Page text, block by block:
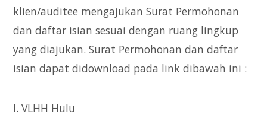
klien/auditee mengajukan Surat Permohonan
dan daftar isian sesuai dengan ruang lingkup
yang diajukan. Surat Permohonan dan daftar
isian dapat didownload pada link dibawah ini :
I. VLHH Hulu